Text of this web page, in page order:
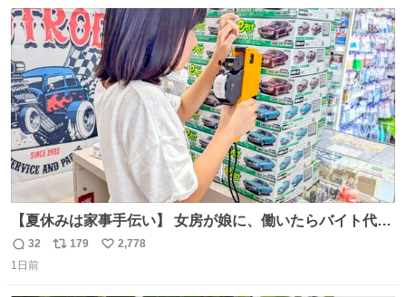
ト
数
数
【夏休みは家事手伝い】 女房が娘に、働いたらバイト代も
らえば？と言ったら、娘は、いらない、と言って黙々と働
いてくれました。 あとでソフトクリーム買ってやろうと思
返
信
32
リ
179
い
2,778
1日前